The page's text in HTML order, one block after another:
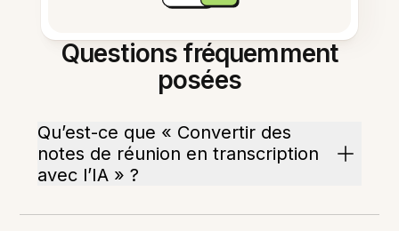
Questions fréquemment
posées
Qu’est-ce que « Convertir des
notes de réunion en transcription
avec l’IA » ?